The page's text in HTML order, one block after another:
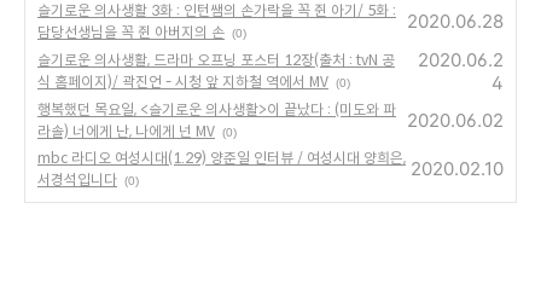
슬기로운 의사생활 3화 : 인턴쌤의 손가락을 꼭 쥔 아기/ 5화 :
담당선생님을 꼭 쥔 아버지의 손 (0)
2020.06.28
슬기로운 의사생활, 드라마 오프닝 포스터 12장(출처 : tvN 공
식 홈페이지)/ 곽진언 - 시청 앞 지하철 역에서 MV (0)
2020.06.2
4
행복했던 목요일, <슬기로운 의사생활>이 끝났다 : (미도와 파
라솔) 너에게 난, 나에게 넌 MV (0)
2020.06.02
mbc 라디오 여성시대(1.29) 양준일 인터뷰 / 여성시대 양희은,
서경석입니다 (0)
2020.02.10